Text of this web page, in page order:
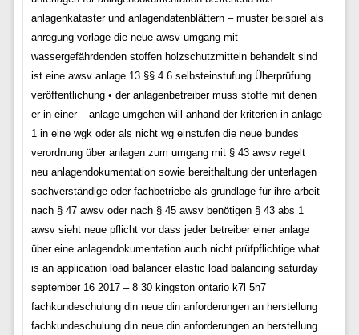
anlagenkataster und anlagendatenblättern – muster beispiel als
anregung vorlage die neue awsv umgang mit
wassergefährdenden stoffen holzschutzmitteln behandelt sind
ist eine awsv anlage 13 §§ 4 6 selbsteinstufung Überprüfung
veröffentlichung • der anlagenbetreiber muss stoffe mit denen
er in einer – anlage umgehen will anhand der kriterien in anlage
1 in eine wgk oder als nicht wg einstufen die neue bundes
verordnung über anlagen zum umgang mit § 43 awsv regelt
neu anlagendokumentation sowie bereithaltung der unterlagen
sachverständige oder fachbetriebe als grundlage für ihre arbeit
nach § 47 awsv oder nach § 45 awsv benötigen § 43 abs 1
awsv sieht neue pflicht vor dass jeder betreiber einer anlage
über eine anlagendokumentation auch nicht prüfpflichtige what
is an application load balancer elastic load balancing saturday
september 16 2017 – 8 30 kingston ontario k7l 5h7
fachkundeschulung din neue din anforderungen an herstellung
fachkundeschulung din neue din anforderungen an herstellung